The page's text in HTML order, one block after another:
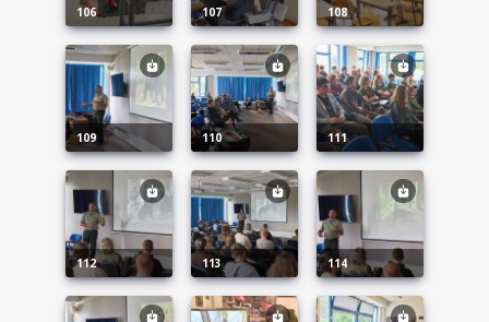
106 107 108
109 110 111
112 113 114